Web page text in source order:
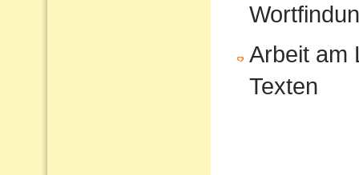
Arbeit am
Texten